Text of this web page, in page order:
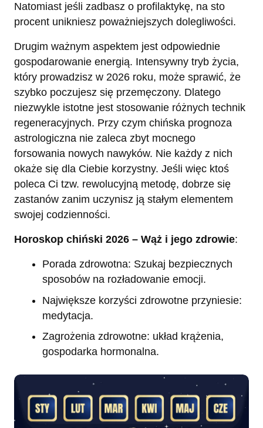
Natomiast jeśli zadbasz o profilaktykę, na sto
procent unikniesz poważniejszych dolegliwości.
Drugim ważnym aspektem jest odpowiednie
gospodarowanie energią. Intensywny tryb życia,
który prowadzisz w 2026 roku, może sprawić, że
szybko poczujesz się przemęczony. Dlatego
niezwykle istotne jest stosowanie różnych technik
regeneracyjnych. Przy czym chińska prognoza
astrologiczna nie zaleca zbyt mocnego
forsowania nowych nawyków. Nie każdy z nich
okaże się dla Ciebie korzystny. Jeśli więc ktoś
poleca Ci tzw. rewolucyjną metodę, dobrze się
zastanów zanim uczynisz ją stałym elementem
swojej codzienności.
Horoskop chiński 2026 – Wąż i jego zdrowie:
Porada zdrowotna: Szukaj bezpiecznych
sposobów na rozładowanie emocji.
Największe korzyści zdrowotne przyniesie:
medytacja.
Zagrożenia zdrowotne: układ krążenia,
gospodarka hormonalna.